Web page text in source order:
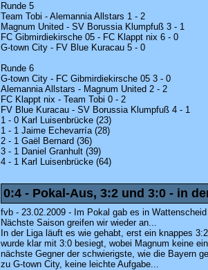
Runde 5
Team Tobi - Alemannia Allstars 1 - 2
Magnum United - SV Borussia Klumpfuß 3 - 1
FC Gibmirdiekirsche 05 - FC Klappt nix 6 - 0
G-town City - FV Blue Kuracau 5 - 0
Runde 6
G-town City - FC Gibmirdiekirsche 05 3 - 0
Alemannia Allstars - Magnum United 2 - 2
FC Klappt nix - Team Tobi 0 - 2
FV Blue Kuracau - SV Borussia Klumpfuß 4 - 1
1 - 0 Karl Luisenbrücke (23)
1 - 1 Jaime Echevarría (28)
2 - 1 Gaël Bernard (36)
3 - 1 Daniel Granhult (39)
4 - 1 Karl Luisenbrücke (64)
0:4 - Pokal-Aus, 3:2 und 3:0 - in
fvb - 23.02.2009 - Im Pokal gab es in
Nächste Saison greifen wir wieder an...
In der Liga läuft es wie gehabt, erst ein knappes
wurde klar mit 3:0 besiegt, wobei Magnum keine
nächste Gegner der schwierigste, wie die Bayern
zu G-town City, keine leichte Aufgabe...